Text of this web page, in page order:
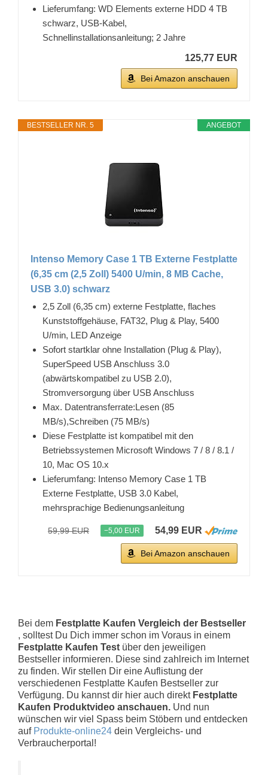
Lieferumfang: WD Elements externe HDD 4 TB
schwarz, USB-Kabel,
Schnellinstallationsanleitung; 2 Jahre
125,77 EUR
Bei Amazon anschauen
ANGEBOT
BESTSELLER NR. 5
Intenso Memory Case 1 TB Externe Festplatte
(6,35 cm (2,5 Zoll) 5400 U/min, 8 MB Cache,
USB 3.0) schwarz
2,5 Zoll (6,35 cm) externe Festplatte, flaches
Kunststoffgehäuse, FAT32, Plug & Play, 5400
U/min, LED Anzeige
Sofort startklar ohne Installation (Plug & Play),
SuperSpeed USB Anschluss 3.0
(abwärtskompatibel zu USB 2.0),
Stromversorgung über USB Anschluss
Max. Datentransferrate:Lesen (85
MB/s),Schreiben (75 MB/s)
Diese Festplatte ist kompatibel mit den
Betriebssystemen Microsoft Windows 7 / 8 / 8.1 /
10, Mac OS 10.x
Lieferumfang: Intenso Memory Case 1 TB
Externe Festplatte, USB 3.0 Kabel,
mehrsprachige Bedienungsanleitung
59,99 EUR −5,00 EUR 54,99 EUR
Bei Amazon anschauen
Bei dem Festplatte Kaufen Vergleich der Bestseller
, solltest Du Dich immer schon im Voraus in einem
Festplatte Kaufen Test über den jeweiligen
Bestseller informieren. Diese sind zahlreich im Internet
zu finden. Wir stellen Dir eine Auflistung der
verschiedenen Festplatte Kaufen Bestseller zur
Verfügung. Du kannst dir hier auch direkt Festplatte
Kaufen Produktvideo anschauen. Und nun
wünschen wir viel Spass beim Stöbern und entdecken
auf Produkte-online24 dein Vergleichs- und
Verbraucherportal!